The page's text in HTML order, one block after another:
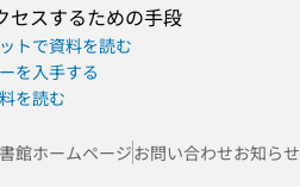
セスするための手段
トで資料を読む
を入手する
を読む
館ホームページお問い合わせお知らせ